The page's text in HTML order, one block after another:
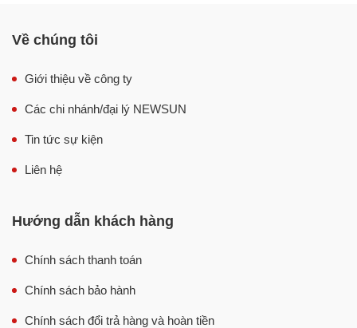
Về chúng tôi
Giới thiệu về công ty
Các chi nhánh/đại lý NEWSUN
Tin tức sự kiện
Liên hệ
Hướng dẫn khách hàng
Chính sách thanh toán
Chính sách bảo hành
Chính sách đổi trả hàng và hoàn tiền